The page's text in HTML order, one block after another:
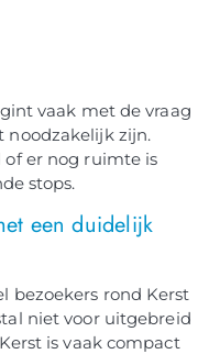
vaak met de vraag
noodzakelijk zijn.
of er nog ruimte is
stops.
een duidelijk
bezoekers rond Kerst
niet voor uitgebreid
is vaak compact